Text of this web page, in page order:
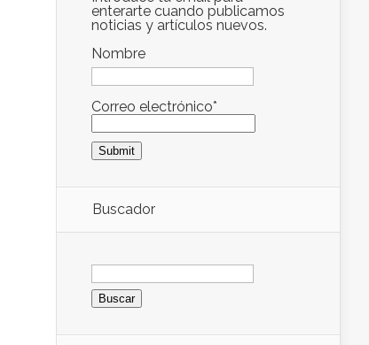
enterarte cuando publicamos
noticias y artículos nuevos.
Nombre
Correo electrónico*
Buscador
Buscar: